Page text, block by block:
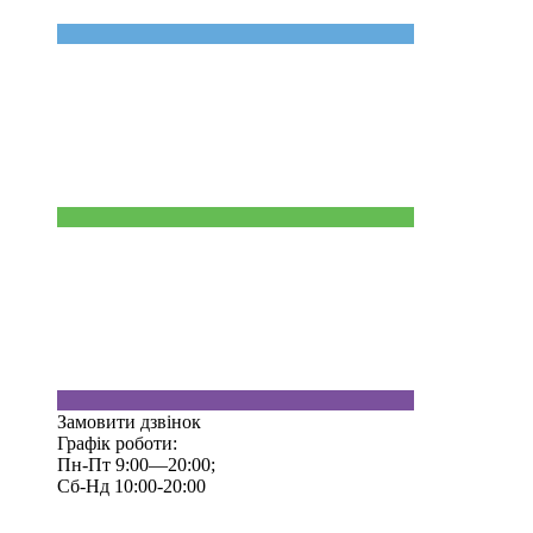
Замовити дзвінок
Графік роботи:
Пн-Пт 9:00—20:00;
Сб-Нд 10:00-20:00